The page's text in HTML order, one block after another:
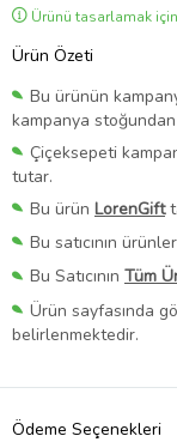
Ürünü tasarlamak
Ürün Özeti
Bu ürünün
kampanya
Çiçeksepeti
tutar.
Bu ürün LorenGift
Bu satıcının
Bu Satıcının Tüm
Ürün sayfasında
belirlenmektedir.
Ödeme Seçenekleri